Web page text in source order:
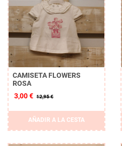
CAMISETA FLOWERS
ROSA
3,00 € 12,95 €
AÑADIR A LA CESTA